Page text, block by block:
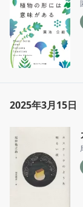
2025年3月15日